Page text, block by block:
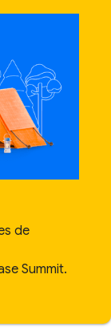
de
Summit.